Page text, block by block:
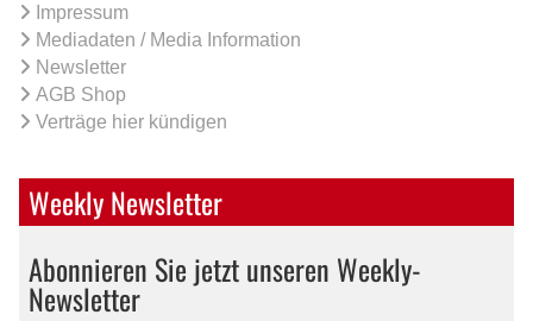
Impressum
Mediadaten / Media Information
Newsletter
AGB Shop
Verträge hier kündigen
Weekly Newsletter
Abonnieren Sie jetzt unseren Weekly-
Newsletter